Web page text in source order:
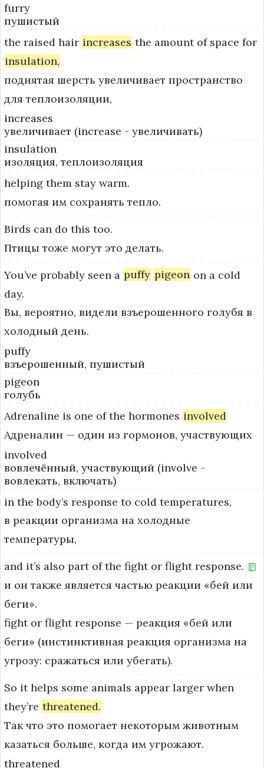
furry
пушистый
the raised hair increases the amount of space for
insulation,
поднятая шерсть увеличивает пространство
для теплоизоляции,
increases
увеличивает (increase - увеличивать)
insulation
изоляция, теплоизоляция
helping them stay warm.
помогая им сохранять тепло.
Birds can do this too.
Птицы тоже могут это делать.
You’ve probably seen a puffy pigeon on a cold
day.
Вы, вероятно, видели взъерошенного голубя в
холодный день.
puffy
взъерошенный, пушистый
pigeon
голубь
Adrenaline is one of the hormones involved
Адреналин — один из гормонов, участвующих
involved
вовлечённый, участвующий (involve -
вовлекать, включать)
in the body’s response to cold temperatures,
в реакции организма на холодные
температуры,
and it’s also part of the fight or flight response.
и он также является частью реакции «бей или
беги».
fight or flight response — реакция «бей или
беги» (инстинктивная реакция организма на
угрозу: сражаться или убегать).
So it helps some animals appear larger when
they’re threatened.
Так что это помогает некоторым животным
казаться больше, когда им угрожают.
threatened